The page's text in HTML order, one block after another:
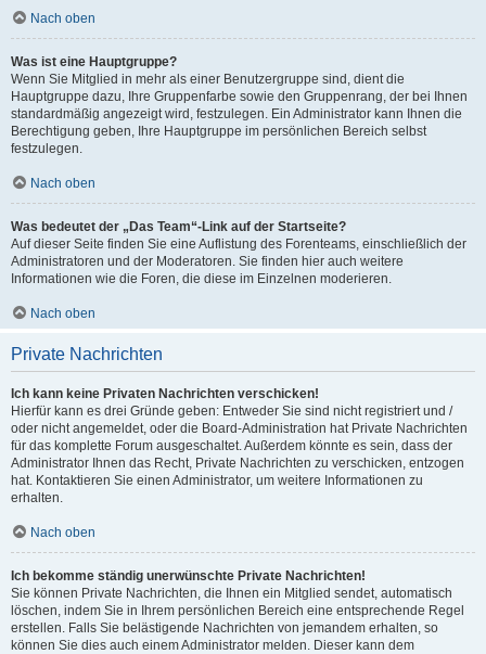
Nach oben
Was ist eine Hauptgruppe?
Wenn Sie Mitglied in mehr als einer Benutzergruppe sind, dient die
Hauptgruppe dazu, Ihre Gruppenfarbe sowie den Gruppenrang, der bei Ihnen
standardmäßig angezeigt wird, festzulegen. Ein Administrator kann Ihnen die
Berechtigung geben, Ihre Hauptgruppe im persönlichen Bereich selbst
festzulegen.
Nach oben
Was bedeutet der „Das Team“-Link auf der Startseite?
Auf dieser Seite finden Sie eine Auflistung des Forenteams, einschließlich der
Administratoren und der Moderatoren. Sie finden hier auch weitere
Informationen wie die Foren, die diese im Einzelnen moderieren.
Nach oben
Private Nachrichten
Ich kann keine Privaten Nachrichten verschicken!
Hierfür kann es drei Gründe geben: Entweder Sie sind nicht registriert und /
oder nicht angemeldet, oder die Board-Administration hat Private Nachrichten
für das komplette Forum ausgeschaltet. Außerdem könnte es sein, dass der
Administrator Ihnen das Recht, Private Nachrichten zu verschicken, entzogen
hat. Kontaktieren Sie einen Administrator, um weitere Informationen zu
erhalten.
Nach oben
Ich bekomme ständig unerwünschte Private Nachrichten!
Sie können Private Nachrichten, die Ihnen ein Mitglied sendet, automatisch
löschen, indem Sie in Ihrem persönlichen Bereich eine entsprechende Regel
erstellen. Falls Sie belästigende Nachrichten von jemandem erhalten, so
können Sie dies auch einem Administrator melden. Dieser kann dem